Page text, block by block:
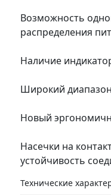
Возможность
распределения
Наличие
Широкий
Новый
Насечки на
устойчивость
Технические